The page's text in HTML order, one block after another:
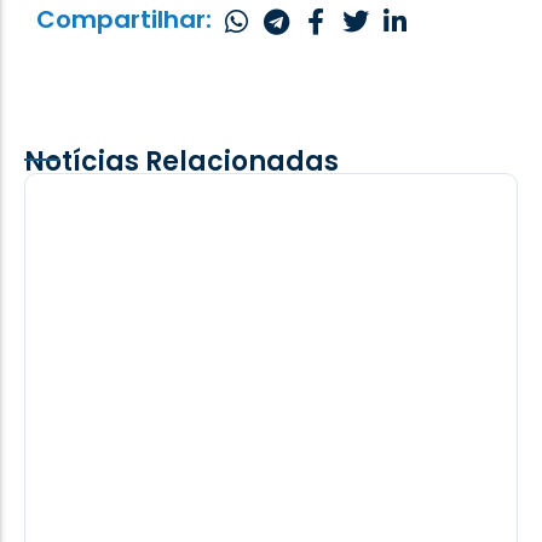
Compartilhar:
Notícias Relacionadas